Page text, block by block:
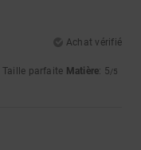
Achat vérifié
Taille parfaite Matière: 5/5